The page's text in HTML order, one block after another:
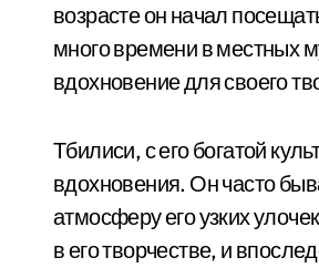
возрасте он начал
много времени в местных
вдохновение для своего
Тбилиси, с его богатой
вдохновения. Он часто
атмосферу его узких
в его творчестве, и